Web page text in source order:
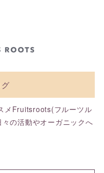
メFruitsroots(フルーツル
の活動やオーガニックへ